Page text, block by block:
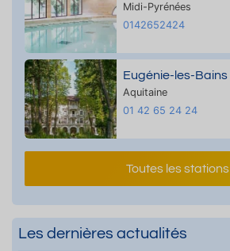
Midi-Pyrénées
0142652424
Eugénie-les-Bains
Aquitaine
01 42 65 24 24
Toutes les stations
Les dernières actualités